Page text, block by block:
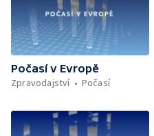
Počasí v Evropě
Zpravodajství
Počasí